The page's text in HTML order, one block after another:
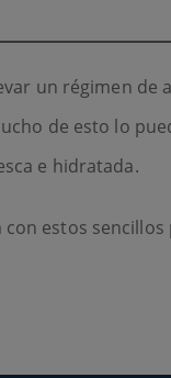
un régimen
de esto lo
e hidratada.
estos